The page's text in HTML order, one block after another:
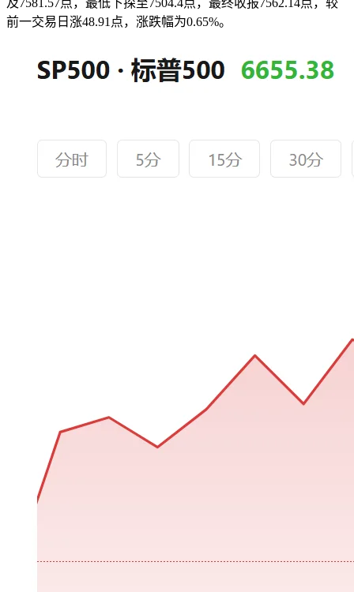
前一交易日涨48.91点，涨跌幅为0.65%。